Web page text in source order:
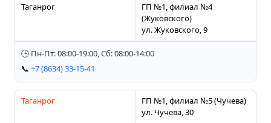
Таганрог
ГП №1, филиал №4
(Жуковского)
ул. Жуковского, 9
🕒 Пн-Пт: 08:00-19:00, Сб: 08:00-14:00
📞 +7 (8634) 33-15-41
Таганрог
ГП №1, филиал №5 (Чучева)
ул. Чучева, 30